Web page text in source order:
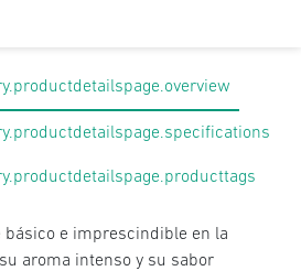
básico e imprescindible en la
aroma intenso y su sabor